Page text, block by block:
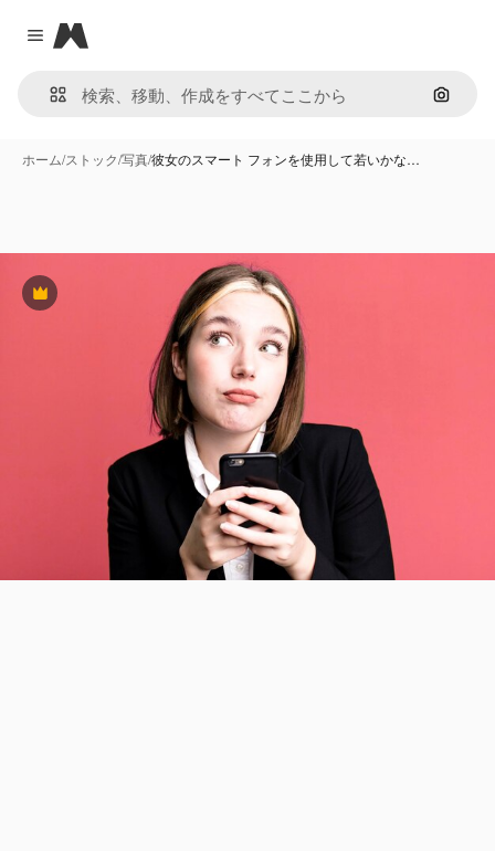
Close menu
Magnific
画像で
ホーム/ストック/写真/彼女のスマート フォンを使用して若いかな…
Premium